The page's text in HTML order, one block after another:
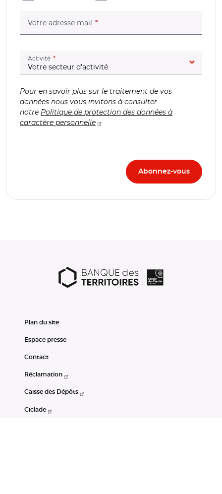
Votre adresse mail (champ obligatoire)
Activité (champ obligatoire)
Pour en savoir plus sur le traitement de vos
données nous vous invitons à consulter
notre Politique de protection des données à
caractère personnelle
Plan du site
Espace presse
Contact
Réclamation
Caisse des Dépôts
Ciclade